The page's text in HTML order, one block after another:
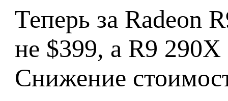
Теперь за Radeon
не $399, а R9
Снижение